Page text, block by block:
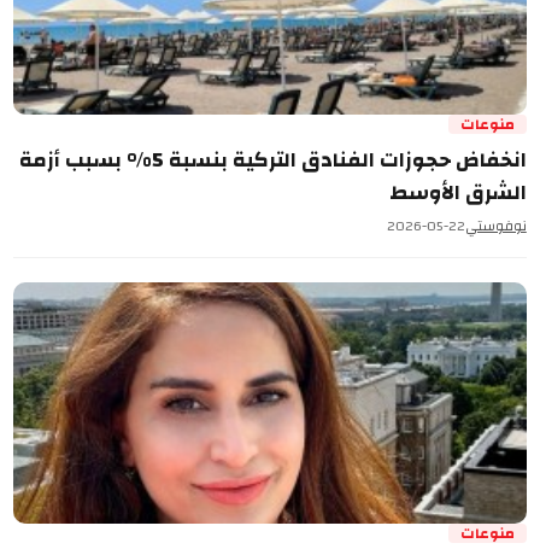
منوعات
انخفاض حجوزات الفنادق التركية بنسبة 5% بسبب أزمة
الشرق الأوسط
نوفوستي2026-05-22
منوعات